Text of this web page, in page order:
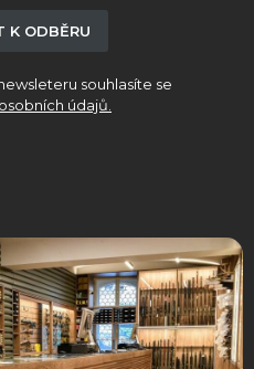
K ODBĚRU
souhlasíte se
údajů.